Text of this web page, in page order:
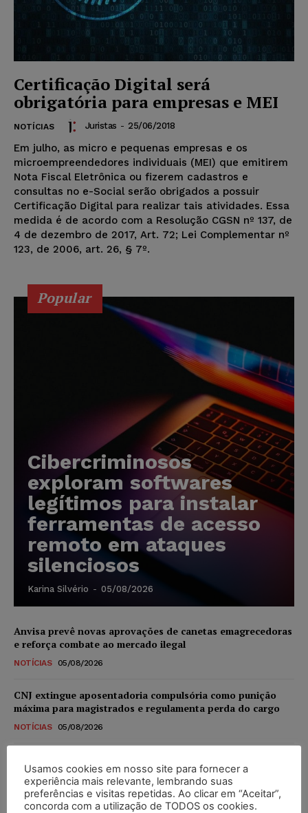
Certificação Digital será
obrigatória para empresas e MEI
NOTÍCIAS Juristas - 25/06/2018
Em julho, as micro e pequenas empresas e os
microempreendedores individuais (MEI) que emitirem
Nota Fiscal Eletrônica ou fizerem cadastros e
consultas no e-Social serão obrigados a possuir
Certificação Digital para realizar tais atividades. Essa
medida é de acordo com a Resolução CGSN nº 137, de
4 de dezembro de 2017, Art. 72; Lei Complementar nº
123, de 2006, art. 26, § 7º.
Popular
Cibercriminosos
exploram softwares
legítimos para instalar
ferramentas de acesso
remoto em ataques
silenciosos
Karina Silvério - 05/08/2026
Anvisa prevê novas aprovações de canetas emagrecedoras
e reforça combate ao mercado ilegal
NOTÍCIAS 05/08/2026
CNJ extingue aposentadoria compulsória como punição
máxima para magistrados e regulamenta perda do cargo
NOTÍCIAS 05/08/2026
Moraes contra senador Alessandro Vieira
NOTÍCIAS 05/08/2026
Usamos cookies em nosso site para fornecer a
experiência mais relevante, lembrando suas
preferências e visitas repetidas. Ao clicar em “Aceitar”,
concorda com a utilização de TODOS os cookies.